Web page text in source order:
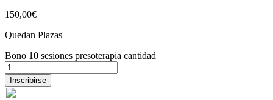
150,00€
Quedan Plazas
Bono 10 sesiones presoterapia cantidad
Inscribirse